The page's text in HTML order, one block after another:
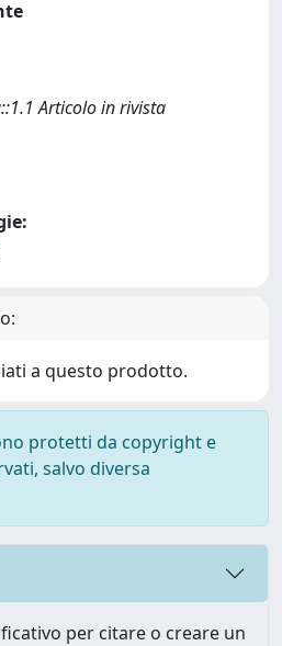
Articolo in rivista
a questo prodotto.
protetti da copyright e
salvo diversa
per citare o creare un